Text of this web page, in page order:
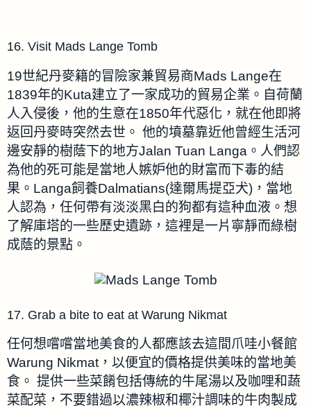
16. Visit Mads Lange Tomb
19世紀丹麥籍的冒險家兼貿易商Mads Lange在
1839年的Kuta建立了一家成功的貿易企業。自荷蘭
人入侵後， 他的生意在1850年代惡化，就在他即將
返回丹麥時突然去世。 他的墳墓靠近他曾經生活河
邊安靜的樹蔭下的地方Jalan Tuan Langa。 人們認
為他的死可能是當地人嫉妒他的財富而下毒的結
果。Langa飼養Dalmatians(達爾馬提亞犬)，當地
人認為，任何帶有淡淡黑白的狗都有這种血液。想
了解庫塔的一些歷史遺跡，這裡是一片寧靜而綠樹
成蔭的景點。
17. Grab a bite to eat at Warung Nikmat
任何想嚐嚐當地美食的人都應該去這間爪哇小餐館
Warung Nikmat，以便宜的價格提供美味的當地美
食。 提供一些菜餚包括傳統的牛尾湯以及咖哩和蔬
菜配菜，不要錯過以濃辣椒和椰汁調味的牛肉製成